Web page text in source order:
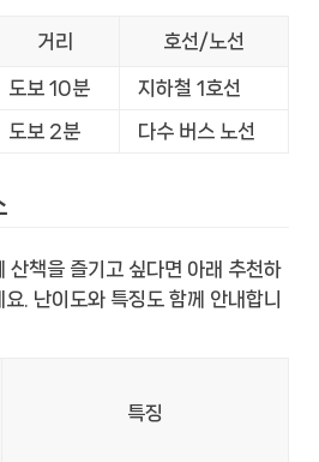
거리 호선/노선
도보 10분
지하철 1호선
도보 2분 다수 버스 노선
산책을 즐기고 싶다면 아래 추천하
. 난이도와 특징도 함께 안내합니
특징